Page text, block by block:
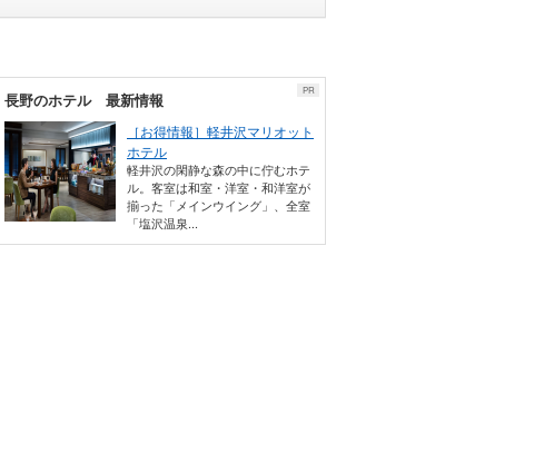
PR
長野のホテル 最新情報
［お得情報］軽井沢マリオット
ホテル
軽井沢の閑静な森の中に佇むホテ
ル。客室は和室・洋室・和洋室が
揃った「メインウイング」、全室
「塩沢温泉...